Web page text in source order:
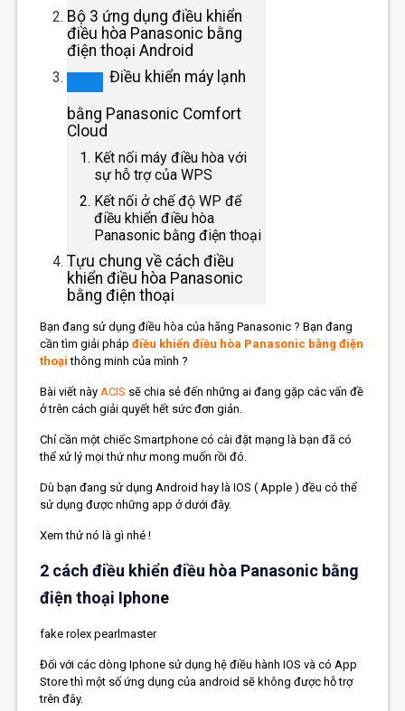
Bộ 3 ứng dụng điều khiển
điều hòa Panasonic bằng
điện thoại Android
Điều khiển máy lạnh
bằng Panasonic Comfort
Cloud
Kết nối máy điều hòa với
sự hỗ trợ của WPS
Kết nối ở chế độ WP để
điều khiển điều hòa
Panasonic bằng điện thoại
Tựu chung về cách điều
khiển điều hòa Panasonic
bằng điện thoại
Bạn đang sử dụng điều hòa của hãng Panasonic ? Bạn đang
cần tìm giải phápđiều khiển điều hòa Panasonic bằng điện
thoại thông minh của mình ?
Bài viết này ACIS sẽ chia sẻ đến những ai đang gặp các vấn đề
ở trên cách giải quyết hết sức đơn giản.
Chỉ cần một chiếc Smartphone có cài đặt mạng là bạn đã có
thể xử lý mọi thứ như mong muốn rồi đó.
Dù bạn đang sử dụng Android hay là IOS ( Apple ) đều có thể
sử dụng được những app ở dưới đây.
Xem thử nó là gì nhé !
2 cách điều khiển điều hòa Panasonic bằng
điện thoại Iphone
fake rolex pearlmaster
Đối với các dòng Iphone sử dụng hệ điều hành IOS và có App
Store thì một số ứng dụng của android sẽ không được hỗ trợ
trên đây.